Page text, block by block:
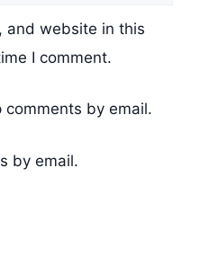
and website in this
I comment.
by email.
by email.